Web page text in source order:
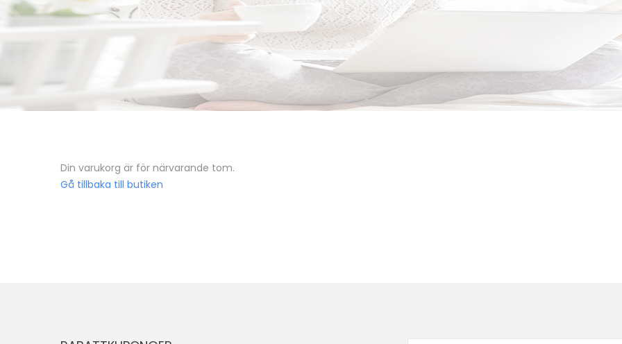
Din varukorg är för närvarande tom.
Gå tillbaka till butiken